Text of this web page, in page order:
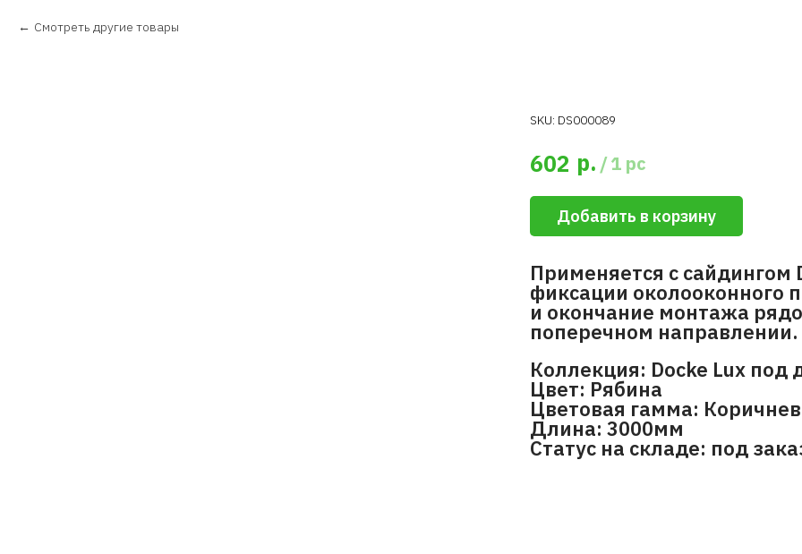
Смотреть другие товары
SKU: DS000089
602 р. /1 pc
Добавить в корзину
Применяется с сайдингом
фиксации околооконного
и окончание монтажа
поперечном
Коллекция: Docke Lux под
Цвет: Рябина
Цветовая гамма:
Длина: 3000мм
Статус на складе: под